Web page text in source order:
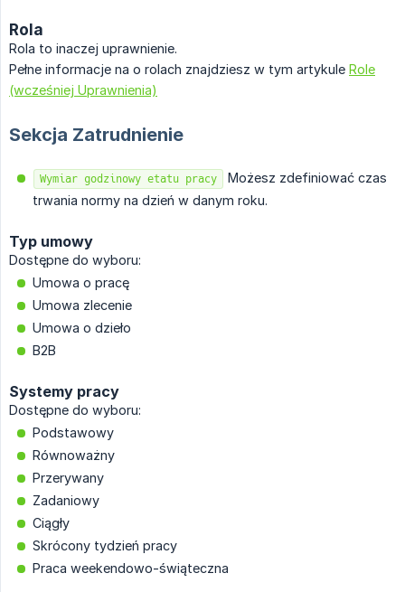
Rola
Rola to inaczej uprawnienie.
Pełne informacje na o rolach znajdziesz w tym artykule Role
(wcześniej Uprawnienia)
Sekcja Zatrudnienie
Wymiar godzinowy etatu pracy
Możesz zdefiniować czas
trwania normy na dzień w danym roku.
Typ umowy
Dostępne do wyboru:
Umowa o pracę
Umowa zlecenie
Umowa o dzieło
B2B
Systemy pracy
Dostępne do wyboru:
Podstawowy
Równoważny
Przerywany
Zadaniowy
Ciągły
Skrócony tydzień pracy
Praca weekendowo-świąteczna